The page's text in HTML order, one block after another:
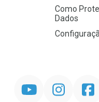
Como
Dados
Instagram